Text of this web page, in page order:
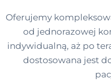
Oferujemy
od jednorazowej
indywidualną, aż po
dostosowana jest